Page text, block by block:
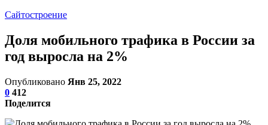
Сайтостроение
Доля мобильного трафика в России за
год выросла на 2%
Опубликовано Янв 25, 2022
0 412
Поделится